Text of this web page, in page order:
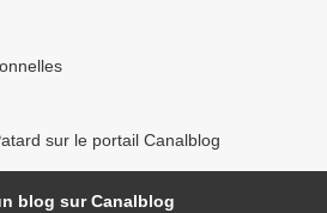
sur le portail Canalblog
blog sur Canalblog